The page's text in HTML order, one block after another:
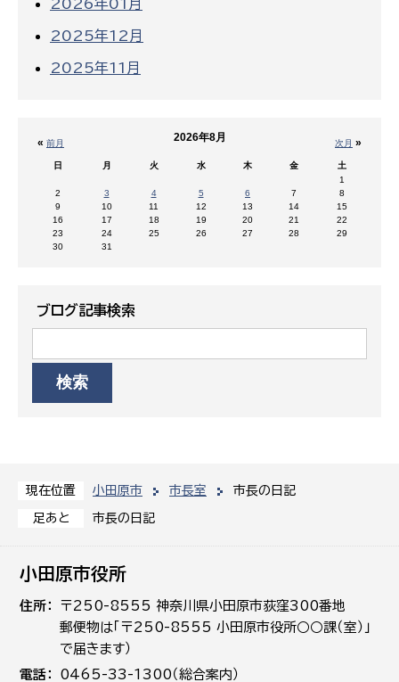
現在位置 小田原市 市長室 市長の日記
足あと 市長の日記
2026年01月
2025年12月
2025年11月
« 前月 次月 »
2026年8月
日 月 火 水 木 金
土
1
2
3 4 5 6 7
8
9
10 11 12 13 14
15
16
17 18 19 20 21
22
23
24 25 26 27 28
29
30
31
ブログ記事検索
小田原市役所
住所
〒250-8555 神奈川県小田原市荻窪300番地
郵便物は「〒250-8555 小田原市役所○○課（室）」
で届きます）
電話
0465-33-1300（総合案内）